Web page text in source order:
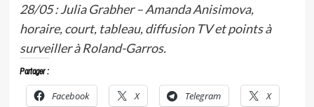
28/05 : Julia Grabher – Amanda Anisimova,
horaire, court, tableau, diffusion TV et points à
surveiller à Roland-Garros.
Partager :
Facebook X Telegram X